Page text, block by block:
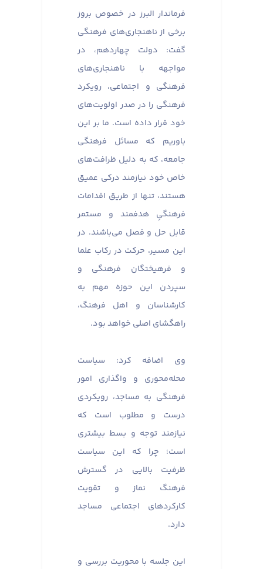
فرماندار البرز در خصوص بروز
برخی از ناهنجاری‌های فرهنگی
گفت: دولت چهاردهم، در
مواجهه با ناهنجاری‌های
فرهنگی و اجتماعی، رویکرد
فرهنگی را در صدر اولویت‌های
خود قرار داده است. ما بر این
باوریم که مسائل فرهنگی
جامعه، که به دلیل ظرافت‌های
خاص خود نیازمند درکی عمیق
هستند، تنها از طریق اقدامات
فرهنگیِ هدفمند و مستمر
قابل حل و فصل می‌باشند. در
این مسیر، حرکت در رکاب علما
و فرهیختگان فرهنگی و
سپردن این حوزه مهم به
کارشناسان و اهل فرهنگ،
راهگشای اصلی خواهد بود.
وی اضافه کرد: سیاست
محله‌محوری و واگذاری امور
فرهنگی به مساجد، رویکردی
درست و مطلوب است که
نیازمند توجه و بسط بیشتری
است؛ چرا که این سیاست
ظرفیت بالایی در گسترش
فرهنگ نماز و تقویت
کارکردهای اجتماعی مساجد
دارد.
این جلسه با محوریت بررسی و